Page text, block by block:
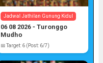
Jadwal Jathilan Gunung Kidul
06 08 2026 - Turonggo
Mudho
📅 Target: 6 (Post: 6/7)